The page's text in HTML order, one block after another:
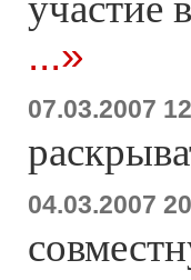
...»
07.03.2007
04.03.2007